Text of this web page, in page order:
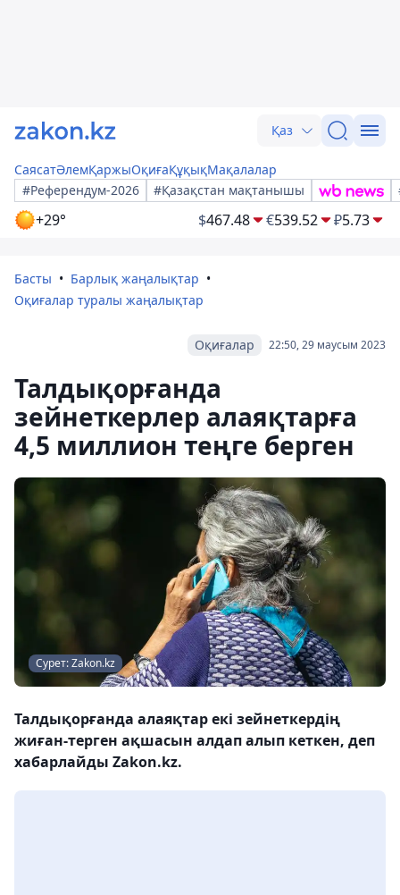
Қаз
СаясатӘлемҚаржыОқиғаҚұқықМақалалар
#Референдум-2026
#Қазақстан мақтанышы
+29° $467.48 €539.52 ₽5.73
Басты
Барлық жаңалықтар
Оқиғалар туралы жаңалықтар
22:50, 29 маусым 2023
Оқиғалар
Талдықорғанда
зейнеткерлер алаяқтарға
4,5 миллион теңге берген
Сурет: Zakon.kz
Талдықорғанда алаяқтар екі зейнеткердің
жиған-терген ақшасын алдап алып кеткен, деп
хабарлайды Zakon.kz.